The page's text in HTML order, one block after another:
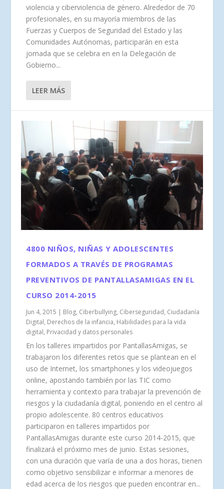
violencia y ciberviolencia de género. Alrededor de 70
profesionales, en su mayoría miembros de las
Fuerzas y Cuerpos de Seguridad del Estado y las
Comunidades Autónomas, participarán en esta
jornada que se celebra en en la Delegación de
Gobierno...
LEER MÁS
4800 NIÑOS, NIÑAS Y ADOLESCENTES
FORMADOS A TRAVÉS DE PROGRAMAS
PREVENTIVOS DE PANTALLASAMIGAS EN EL
CURSO 2014-2015
Jun 4, 2015 | Blog, Ciberbullying, Ciberseguridad, Ciudadanía
Digital, Derechos de la infancia, Habilidades para la vida
digital, Privacidad y datos personales
En los talleres impartidos por PantallasAmigas, se
trabajaron los diferentes retos que se plantean en el
uso de Internet, los smartphones y los videojuegos
online, apostando también por las TIC como
herramienta y contexto para trabajar la prevención de
riesgos y la ciudadanía digital, poniendo en el centro al
propio adolescente. 80 centros educativos
participaron en talleres impartidos por
PantallasAmigas durante este curso 2014-2015, que
finalizará el próximo mes de junio. Estas sesiones,
con una duración que varía de una a dos horas, tienen
como objetivo sensibilizar e informar a menores de
edad acerca de los riesgos que pueden encontrar en...